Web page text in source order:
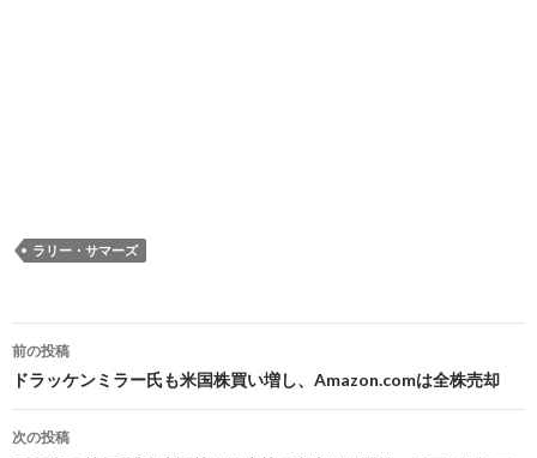
ラリー・サマーズ
投
稿
ナ
前の投稿
ドラッケンミラー氏も米国株買い増し、Amazon.comは全株売却
次の投稿